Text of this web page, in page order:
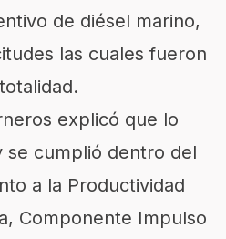
de diésel marino,
las cuales fueron
explicó que lo
se cumplió dentro del
a la Productividad
Componente Impulso